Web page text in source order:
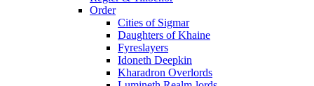
Order
Cities of Sigmar
Daughters of Khaine
Fyreslayers
Idoneth Deepkin
Kharadron Overlords